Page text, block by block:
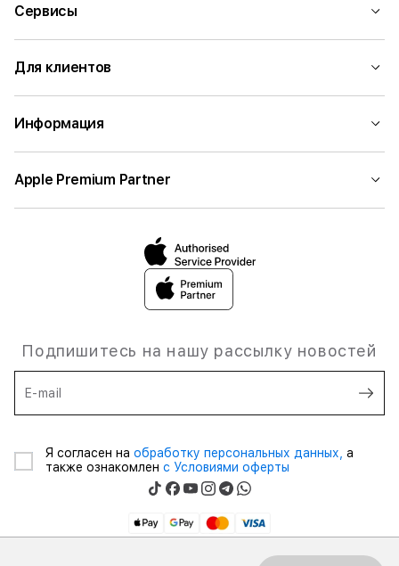
Сервисы
Для клиентов
Информация
Apple Premium Partner
Подпишитесь на нашу рассылку новостей
E-mail
Я согласен на обработку персональных данных, а
также ознакомлен с Условиями оферты